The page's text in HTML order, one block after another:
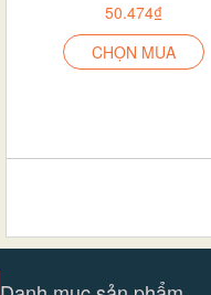
50.474₫
CHỌN MUA